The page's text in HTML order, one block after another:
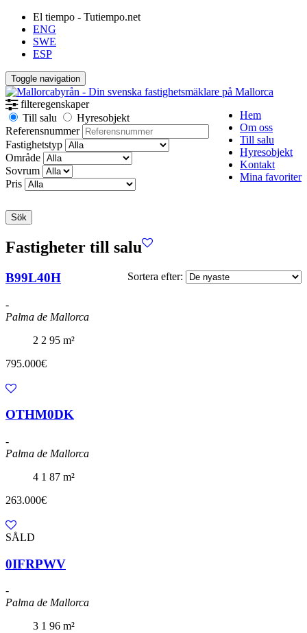
El tiempo - Tutiempo.net
ENG
SWE
ESP
Toggle navigation
Hem
Om oss
Till salu
Hyresobjekt
Kontakt
Mina favoriter
filteregenskaper
Till salu
Hyresobjekt
Referensnummer
Fastighetstyp
Område
Sovrum
Pris
Sök
Fastigheter till salu
Sortera efter:
B99L40H
-
Palma de Mallorca
2 2 95 m²
795.000€
OTHM0DK
-
Palma de Mallorca
4 1 87 m²
263.000€
SÅLD
0IFRPWV
-
Palma de Mallorca
3 1 96 m²